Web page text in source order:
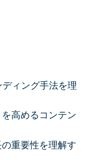
ィング手法を理
高めるコンテン
重要性を理解す